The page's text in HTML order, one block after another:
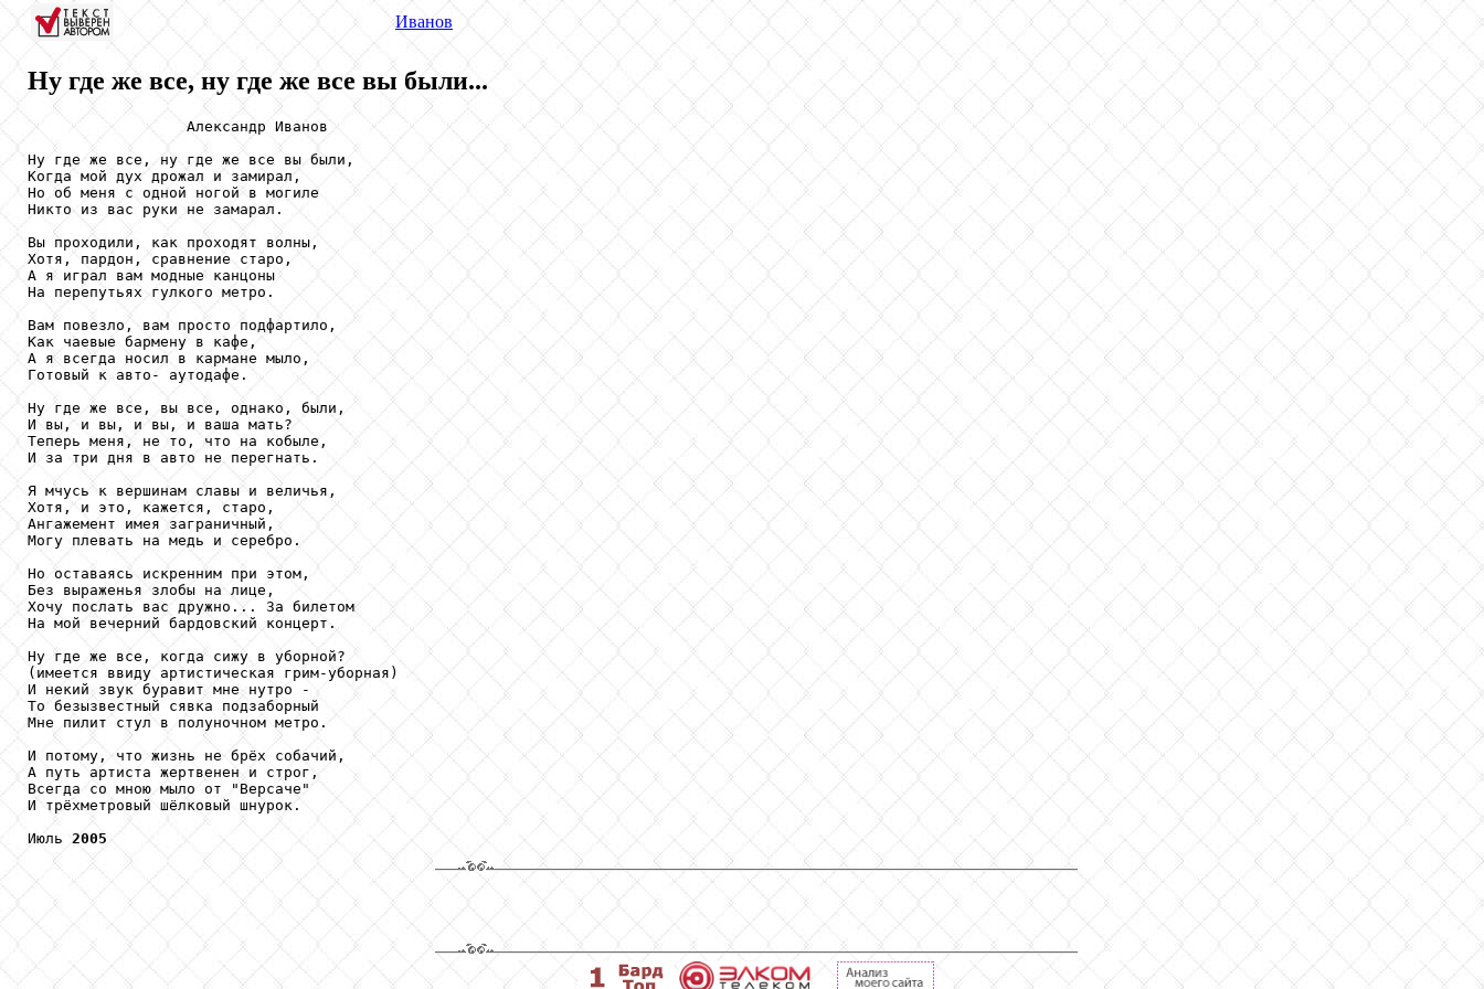
Иванов
Ну где же все, ну где же все вы были...
                  Александр Иванов
Ну где же все, ну где же все вы были,
Когда мой дух дрожал и замирал,
Но об меня с одной ногой в могиле
Никто из вас руки не замарал.
Вы проходили, как проходят волны,
Хотя, пардон, сравнение старо,
А я играл вам модные канцоны
На перепутьях гулкого метро.
Вам повезло, вам просто подфартило,
Как чаевые бармену в кафе,
А я всегда носил в кармане мыло,
Готовый к авто- аутодафе.
Ну где же все, вы все, однако, были,
И вы, и вы, и вы, и ваша мать?
Теперь меня, не то, что на кобыле,
И за три дня в авто не перегнать.
Я мчусь к вершинам славы и величья,
Хотя, и это, кажется, старо,
Ангажемент имея заграничный,
Могу плевать на медь и серебро.
Но оставаясь искренним при этом,
Без выраженья злобы на лице,
Хочу послать вас дружно... За билетом
На мой вечерний бардовский концерт.
Ну где же все, когда сижу в уборной?
(имеется ввиду артистическая грим-уборная)
И некий звук буравит мне нутро -
То безызвестный сявка подзаборный
Мне пилит стул в полуночном метро.
И потому, что жизнь не брёх собачий,
А путь артиста жертвенен и строг,
Всегда со мною мыло от "Версаче"
И трёхметровый шёлковый шнурок.
Июль 2005